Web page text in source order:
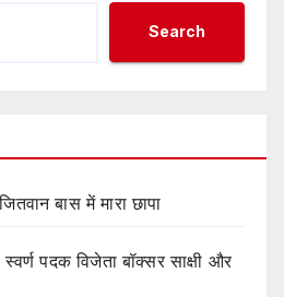
Search
बास में मारा छापा
पदक विजेता बॉक्सर साक्षी और